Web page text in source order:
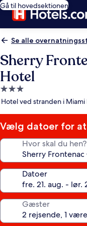
Gå til hovedsektionen
Se alle
Sherry
Hotel
3.0-
stjernet
Hotel ved stranden i
Vælg datoer for at
Hvor skal du hen?
Datoer
Gæster